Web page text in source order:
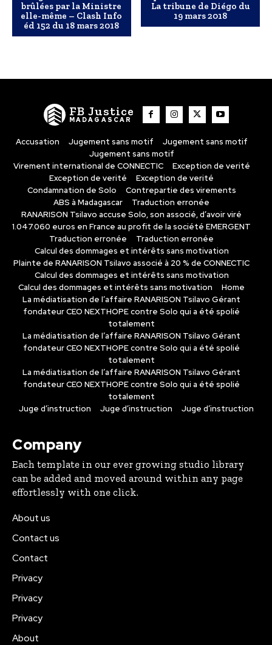
brûlées par la Ministre
elle-même – Clash Info
éd 152 du 18 mars 2018
La tribune de Diégo du
19 mars 2018
FB Justice
MADAGASCAR
Accusation Jugement sans motif
Jugement sans motif
Jugement sans motif
Virement international de CONNECTIC
Exception de verité
Exception de verité
Exception de verité
Condamnation de Solo
Contrepartie des virements
ABS à Madagascar
Traduction erronée
RANARISON Tsilavo accuse Solo, son associé, d’avoir viré
1.047.060 euros en France au profit de la société EMERGENT
Traduction erronée
Traduction erronée
Calcul des dommages et intérêts sans motivation
Plainte de RANARISON Tsilavo associé à 20 % de CONNECTIC
Calcul des dommages et intérêts sans motivation
Calcul des dommages et intérêts sans motivation
Home
La médiatisation de l’affaire RANARISON Tsilavo Gérant
fondateur CEO NEXTHOPE contre Solo qui a été spolié
totalement
La médiatisation de l’affaire RANARISON Tsilavo Gérant
fondateur CEO NEXTHOPE contre Solo qui a été spolié
totalement
La médiatisation de l’affaire RANARISON Tsilavo Gérant
fondateur CEO NEXTHOPE contre Solo qui a été spolié
totalement
Juge d’instruction
Juge d’instruction Juge d’instruction
Company
Each template in our ever growing studio library
can be added and moved around within any page
effortlessly with one click.
About us
Contact us
Contact
Privacy
Privacy
Privacy
About